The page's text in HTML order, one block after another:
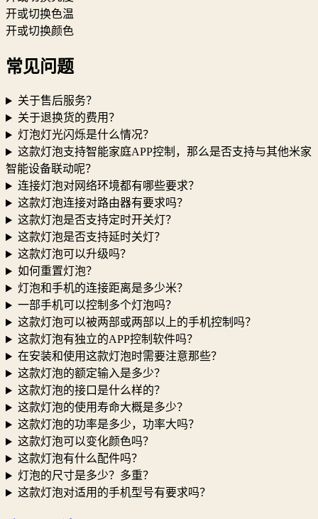
开或切换色温
开或切换颜色
常见问题
关于售后服务？
关于退换货的费用？
灯泡灯光闪烁是什么情况？
这款灯泡支持智能家庭APP控制，那么是否支持与其他米家
智能设备联动呢？
连接灯泡对网络环境都有哪些要求？
这款灯泡连接对路由器有要求吗？
这款灯泡是否支持定时开关灯？
这款灯泡是否支持延时关灯？
这款灯泡可以升级吗？
如何重置灯泡？
灯泡和手机的连接距离是多少米？
一部手机可以控制多个灯泡吗？
这款灯泡可以被两部或两部以上的手机控制吗？
这款灯泡有独立的APP控制软件吗？
在安装和使用这款灯泡时需要注意那些？
这款灯泡的额定输入是多少？
这款灯泡的接口是什么样的？
这款灯泡的使用寿命大概是多少？
这款灯泡的功率是多少，功率大吗？
这款灯泡可以变化颜色吗？
这款灯泡有什么配件吗？
灯泡的尺寸是多少？多重？
这款灯泡对适用的手机型号有要求吗？